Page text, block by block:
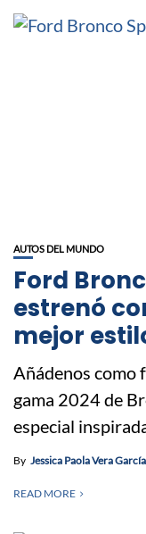
AUTOS DEL MUNDO
Ford
estrenó
mejor
Añádenos como
gama 2024 de
especial inspirada
By Jessica Paola Vera García
READ MORE